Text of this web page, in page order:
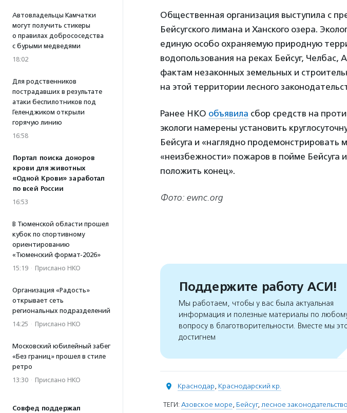
Автовладельцы Камчатки
могут получить стикеры
о правилах добрососедства
с бурыми медведями
18:02
Для родственников
пострадавших в результате
атаки беспилотников под
Геленджиком открыли
горячую линию
16:58
Портал поиска доноров
крови для животных
«Одной Крови» заработал
по всей России
16:53
В Тюменской области прошел
кубок по спортивному
ориентированию
«Тюменский формат-2026»
15:19 · Прислано НКО
Организация «Радость»
открывает сеть
региональных подразделений
14:25 · Прислано НКО
Московский юбилейный забег
«Без границ» прошел в стиле
ретро
13:30 · Прислано НКО
Совфед поддержал
Общественная организация выступила с
Бейсугского лимана и Ханского озера.
единую особо охраняемую природную
водопользования на реках Бейсуг,
фактам незаконных земельных и
на этой территории лесного
Ранее НКО объявила сбор средств на
экологи намерены установить
Бейсуга и «наглядно продемонстрировать
«неизбежности» пожаров в пойме Бейсуга
положить конец».
Фото: ewnc.org
Поддержите работу АСИ!
Мы работаем, чтобы у вас была актуальная
информация и полезные материалы по
вопросу в благотворительности. Вместе мы
достигнем
Краснодар, Краснодарский кр.
ТЕГИ: Азовское море, Бейсуг, лесное законодательство